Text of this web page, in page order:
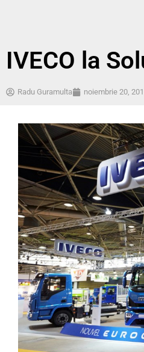
IVECO la
Radu Guramulta noiembrie 20,